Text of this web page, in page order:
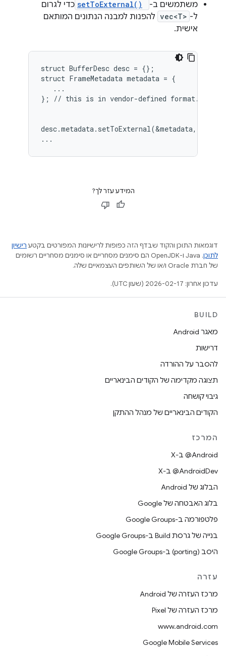
משתמשים ב- setToExternal() כדי לגרום
ל- vec<T> להפנות למבנה הנתונים המותאם
אישית.
struct BufferDesc desc = {};
struct FrameMetadata metadata = {
   ...
desc.metadata.setToExternal(&metadata,
...
המידע עזר לך?
דוגמאות התוכן והקוד שבדף הזה כפופות לרישיונות המפורטים בקטע רישיון
לתוכן
.‏ Java ו-OpenJDK הם סימנים מסחריים או סימנים מסחריים רשומים
של חברת Oracle ו/או של השותפים העצמאיים שלה.
עדכון אחרון: 2026-02-17 (שעון UTC).
BUILD
מאגר Android
דרישות
להסבר על ההורדה
תצוגה מקדימה של הקודים הבינאריים
גיבוי קושחה
הקודים הבינאריים של מנהל ההתקן
המרכז
‫‎@Android ב-X
‫‎@AndroidDev ב-X
הבלוג של Android
בלוג האבטחה של Google
פלטפורמה ב-Google Groups
בנייה של גרסת Build ב-Google Groups
היסב (porting) ב-Google Groups
עזרה
מרכז העזרה של Android
מרכז העזרה של Pixel
www.android.com
Google Mobile Services